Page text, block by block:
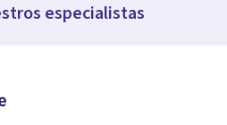
especialistas